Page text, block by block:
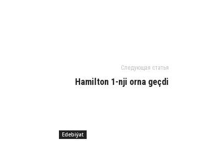
Следующая статья
Hamilton 1-nji orna geçdi
Edebiýat